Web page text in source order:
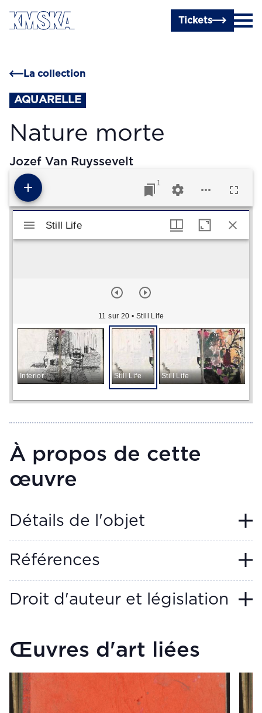
Passer au contenu principal
Tickets
La collection
AQUARELLE
Nature morte
Jozef Van Ruyssevelt
1
Visualiseur Mirador
Still Life
11 sur 20 • Still Life
Interior Still Life Still Life
Still Life
À propos de cette
œuvre
Détails de l'objet
Références
Droit d'auteur et législation
Œuvres d'art liées